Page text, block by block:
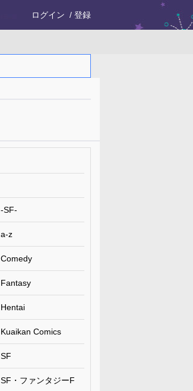
ログイン 登録
-SF-
a-z
Comedy
Fantasy
Hentai
Kuaikan Comics
SF
SF・ファンタジーF